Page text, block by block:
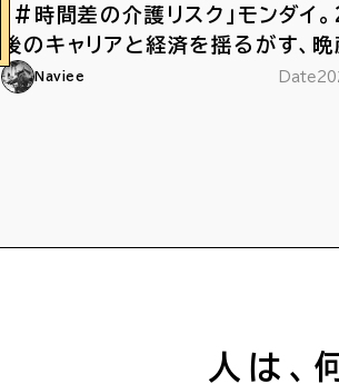
「#時間差の介護リスク」モンダイ
後のキャリアと経済を揺るがす、
よる介護離職
Naviee Date
人は、